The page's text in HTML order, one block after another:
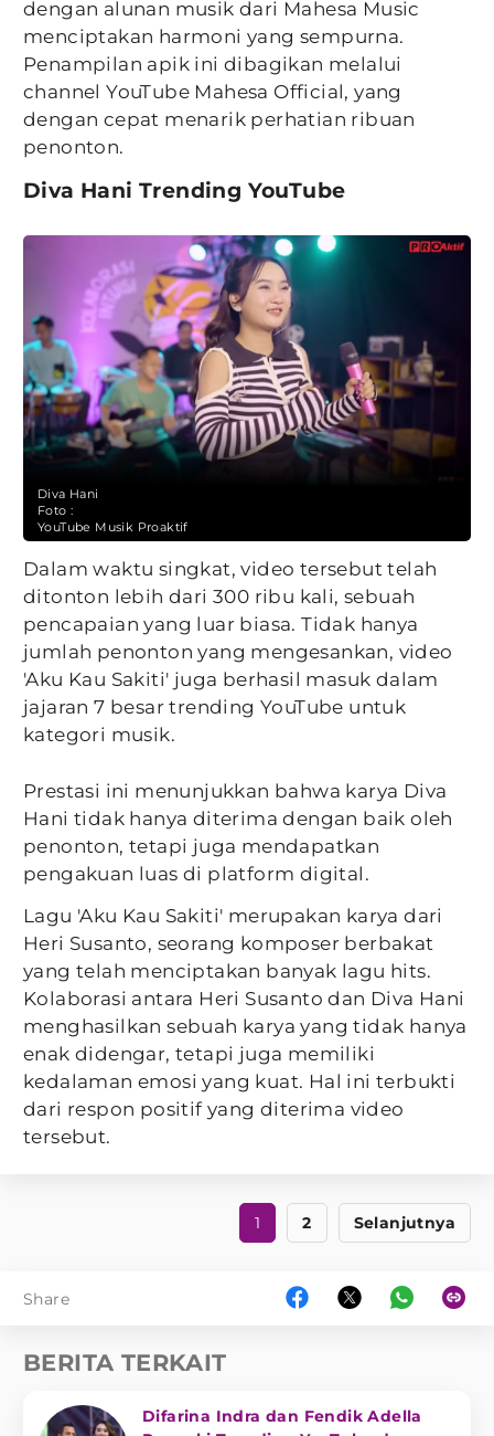
dengan alunan musik dari Mahesa Music
menciptakan harmoni yang sempurna.
Penampilan apik ini dibagikan melalui
channel YouTube Mahesa Official, yang
dengan cepat menarik perhatian ribuan
penonton.
Diva Hani Trending YouTube
Diva Hani
Foto :
YouTube Musik Proaktif
Dalam waktu singkat, video tersebut telah
ditonton lebih dari 300 ribu kali, sebuah
pencapaian yang luar biasa. Tidak hanya
jumlah penonton yang mengesankan, video
'Aku Kau Sakiti' juga berhasil masuk dalam
jajaran 7 besar trending YouTube untuk
kategori musik.
Prestasi ini menunjukkan bahwa karya Diva
Hani tidak hanya diterima dengan baik oleh
penonton, tetapi juga mendapatkan
pengakuan luas di platform digital.
Lagu 'Aku Kau Sakiti' merupakan karya dari
Heri Susanto, seorang komposer berbakat
yang telah menciptakan banyak lagu hits.
Kolaborasi antara Heri Susanto dan Diva Hani
menghasilkan sebuah karya yang tidak hanya
enak didengar, tetapi juga memiliki
kedalaman emosi yang kuat. Hal ini terbukti
dari respon positif yang diterima video
tersebut.
1 2 Selanjutnya
Share
BERITA TERKAIT
Difarina Indra dan Fendik Adella